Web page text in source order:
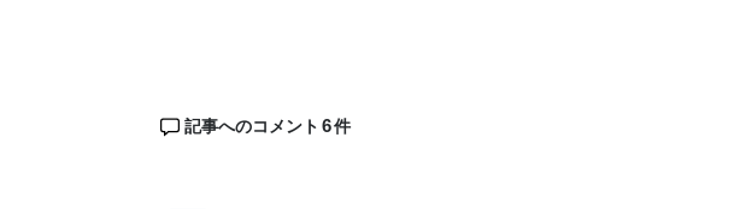
記事へのコメント 6件